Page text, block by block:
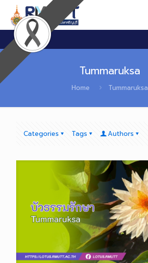
Tummaruksa
Home Tummaruksa
Categories Tags Authors